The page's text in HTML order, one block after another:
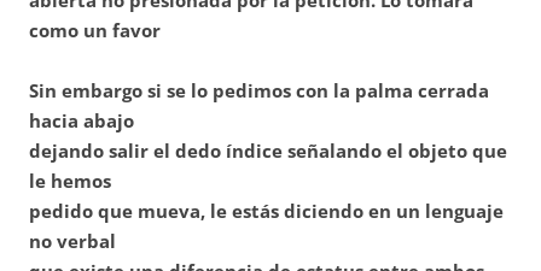
como un favor
Sin embargo si se lo pedimos con la palma cerrada
hacia abajo
dejando salir el dedo índice señalando el objeto que
le hemos
pedido que mueva, le estás diciendo en un lenguaje
no verbal